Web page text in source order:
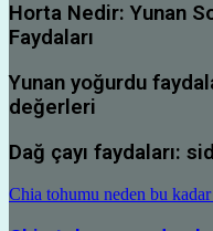
Horta Nedir: Yunan
Faydaları
Yunan yoğurdu
değerleri
Dağ çayı faydaları:
Chia tohumu neden bu